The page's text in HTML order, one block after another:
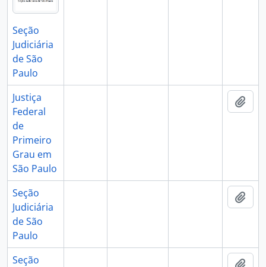
Seção
Judiciária
de São
Paulo
Justiça
Federal
de
Primeiro
Grau em
São Paulo
Seção
Judiciária
de São
Paulo
Seção